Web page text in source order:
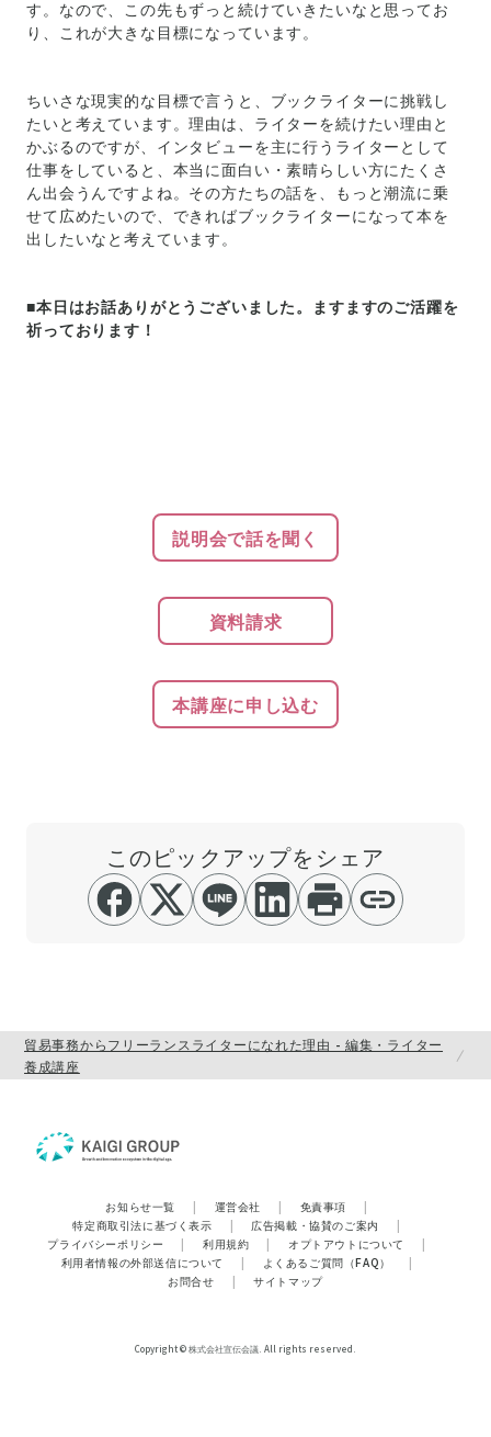
す。なので、この先もずっと続けていきたいなと思ってお
り、これが大きな目標になっています。
ちいさな現実的な目標で言うと、ブックライターに挑戦し
たいと考えています。理由は、ライターを続けたい理由と
かぶるのですが、インタビューを主に行うライターとして
仕事をしていると、本当に面白い・素晴らしい方にたくさ
ん出会うんですよね。その方たちの話を、もっと潮流に乗
せて広めたいので、できればブックライターになって本を
出したいなと考えています。
■本日はお話ありがとうございました。ますますのご活躍を
祈っております！
説明会で話を聞く
資料請求
本講座に申し込む
このピックアップをシェア
貿易事務からフリーランスライターになれた理由 - 編集・ライター
養成講座
お知らせ一覧 | 運営会社 | 免責事項
|
特定商取引法に基づく表示
| 広告掲載・協賛のご案内
|
プライバシーポリシー
| 利用規約 | オプトアウトについて
|
利用者情報の外部送信について
| よくあるご質問（FAQ）
|
お問合せ
| サイトマップ
Copyright © 株式会社宣伝会議. All rights reserved.